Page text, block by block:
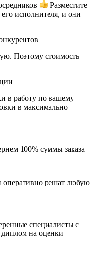
Разместите
его исполнителя, и они
Поэтому стоимость
в работу по вашему
в максимально
100% суммы заказа
оперативно решат любую
специалисты с
на оценки